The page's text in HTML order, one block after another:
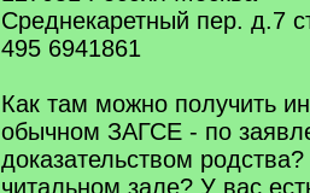
Среднекаретный пер. д.7
495 6941861
Как там можно получить
обычном ЗАГСЕ - по
доказательством
читальном зале? У вас